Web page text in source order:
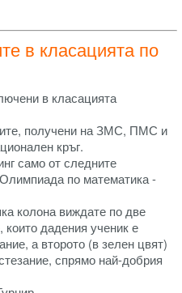
в класацията по
в класацията
получени на ЗМС, ПМС и
кръг.
само от следните
по математика -
колона виждате по две
които дадения ученик е
а второто (в зелен цвят)
спрямо най-добрия